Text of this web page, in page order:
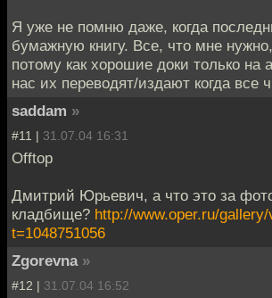
Я уже не помню даже, когда
бумажную книгу. Все, что мне
потому как хорошие доки только на
нас их переводят/издают когда все
saddam »
#11 | 31.07.04 16:31
Offtop
Дмитрий Юрьевич, а что это за
кладбище? http://www.oper.ru/
t=1048751056
Zgorevna »
#12 | 31.07.04 16:52